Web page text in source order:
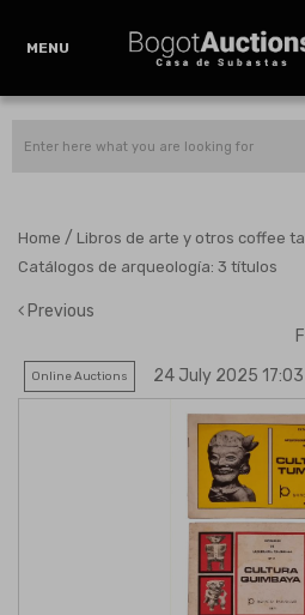
MENU
Home / Libros de arte y otros coffee
Catálogos de arqueología: 3 títulos
Previous
Online Auctions 24 July 2025 17:03